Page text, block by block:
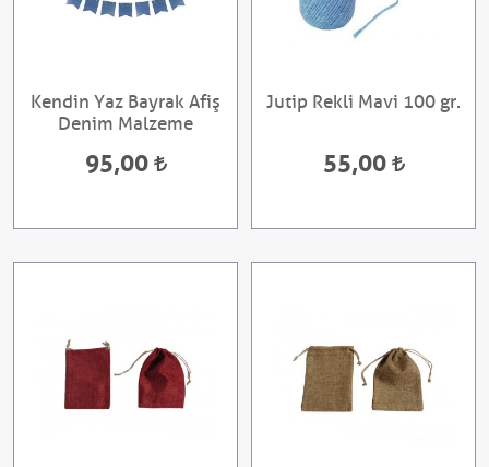
Kendin Yaz Bayrak Afiş
Denim Malzeme
95,00
Jutip Rekli Mavi 100 gr.
55,00